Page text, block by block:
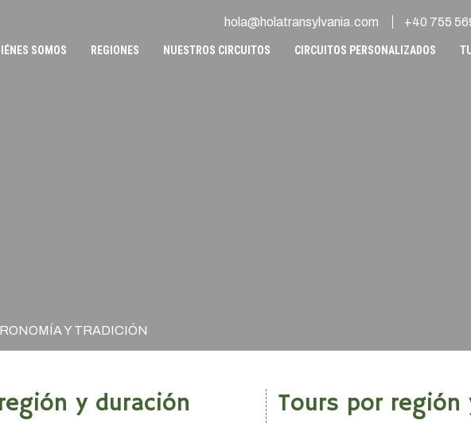
hola@holatransylvania.com +40 755
SOMOS REGIONES NUESTROS CIRCUITOS CIRCUITOS PERSONALIZADOS
Y TRADICIÓN
y duración Tours por región